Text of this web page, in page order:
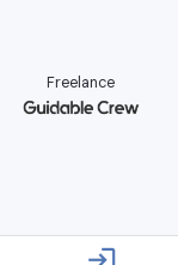
Freelance